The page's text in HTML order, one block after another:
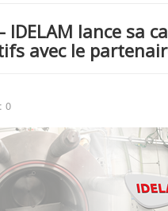
IDELAM lance sa
avec le
0